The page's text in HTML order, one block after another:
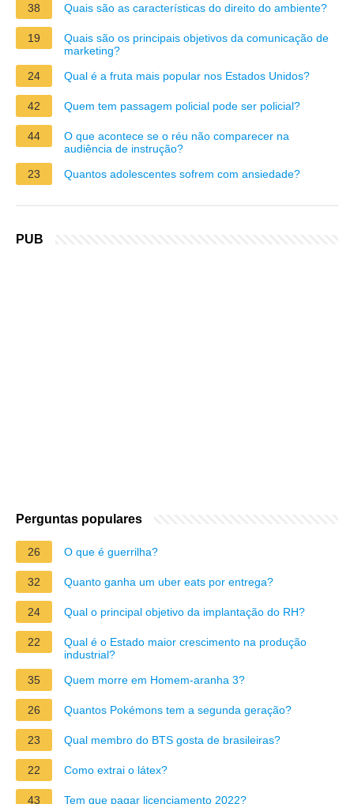
38 Quais são as características do direito do ambiente?
19
Quais são os principais objetivos da comunicação de
marketing?
24
Qual é a fruta mais popular nos Estados Unidos?
42 Quem tem passagem policial pode ser policial?
44
O que acontece se o réu não comparecer na
audiência de instrução?
23
Quantos adolescentes sofrem com ansiedade?
PUB
Perguntas populares
26 O que é guerrilha?
32 Quanto ganha um uber eats por entrega?
24 Qual o principal objetivo da implantação do RH?
22
Qual é o Estado maior crescimento na produção
industrial?
35
Quem morre em Homem-aranha 3?
26 Quantos Pokémons tem a segunda geração?
23 Qual membro do BTS gosta de brasileiras?
22 Como extrai o látex?
43 Tem que pagar licenciamento 2022?